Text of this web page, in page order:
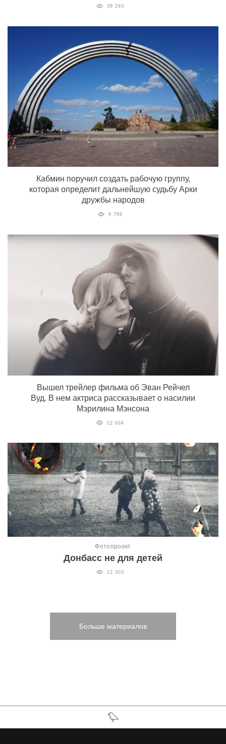
39 293
Кабмин поручил создать рабочую группу,
которая определит дальнейшую судьбу Арки
дружбы народов
9 789
Вышел трейлер фильма об Эван Рейчел
Вуд. В нем актриса рассказывает о насилии
Мэрилина Мэнсона
12 004
Фотопроект
Донбасс не для детей
12 303
Больше материалов